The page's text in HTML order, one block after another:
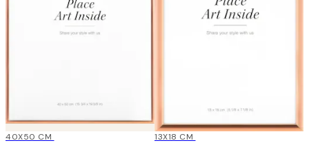
-50%
40X50 CM -50%
13X18 CM